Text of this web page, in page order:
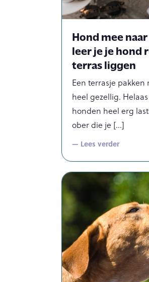
Hond mee
leer je je hond
terras liggen
Een terrasje
heel gezellig.
honden heel erg
ober die je
— Lees verder